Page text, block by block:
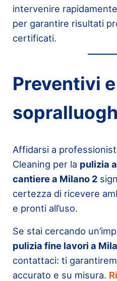
intervenire
per garantire risultati
certificati.
Preventivi e
Affidarsi a
Cleaning per la pulizia
cantiere a Milano 2
certezza di ricevere
e pronti all’uso.
Se stai cercando
pulizia fine lavori a
contattaci: ti
accurato e su misura.